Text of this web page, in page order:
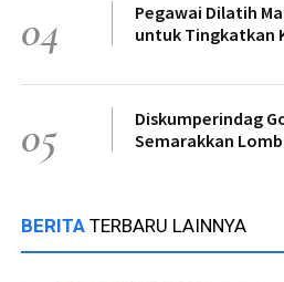
04
Pegawai Dilatih
untuk Tingkatkan
05
Diskumperindag
Semarakkan
BERITA TERBARU LAINNYA